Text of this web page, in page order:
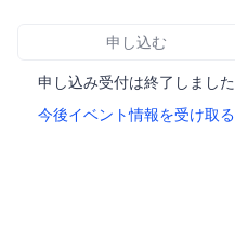
申し込む
申し込み受付は終了しました
今後イベント情報を受け取る